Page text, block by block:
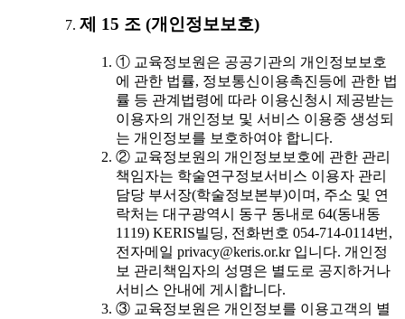
제 15 조 (개인정보보호)
① 교육정보원은 공공기관의 개인정보보호
에 관한 법률, 정보통신이용촉진등에 관한 법
률 등 관계법령에 따라 이용신청시 제공받는
이용자의 개인정보 및 서비스 이용중 생성되
는 개인정보를 보호하여야 합니다.
② 교육정보원의 개인정보보호에 관한 관리
책임자는 학술연구정보서비스 이용자 관리
담당 부서장(학술정보본부)이며, 주소 및 연
락처는 대구광역시 동구 동내로 64(동내동
1119) KERIS빌딩, 전화번호 054-714-0114번,
전자메일 privacy@keris.or.kr 입니다. 개인정
보 관리책임자의 성명은 별도로 공지하거나
서비스 안내에 게시합니다.
③ 교육정보원은 개인정보를 이용고객의 별